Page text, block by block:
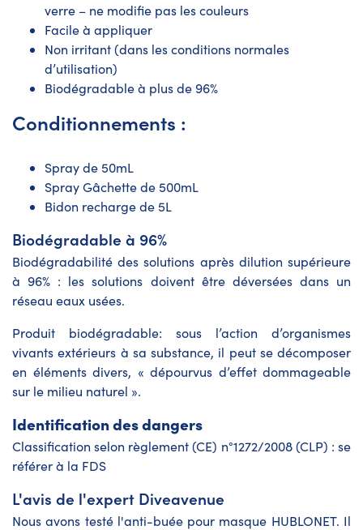
verre – ne modifie pas les couleurs
Facile à appliquer
Non irritant (dans les conditions normales
d’utilisation)
Biodégradable à plus de 96%
Conditionnements :
Spray de 50mL
Spray Gâchette de 500mL
Bidon recharge de 5L
Biodégradable à 96%
Biodégradabilité des solutions après dilution supérieure
à 96% : les solutions doivent être déversées dans un
réseau eaux usées.
Produit biodégradable: sous l’action d’organismes
vivants extérieurs à sa substance, il peut se décomposer
en éléments divers, « dépourvus d’effet dommageable
sur le milieu naturel ».
Identification des dangers
Classification selon règlement (CE) n°1272/2008 (CLP) : se
référer à la FDS
L'avis de l'expert Diveavenue
Nous avons testé l'anti-buée pour masque HUBLONET. Il